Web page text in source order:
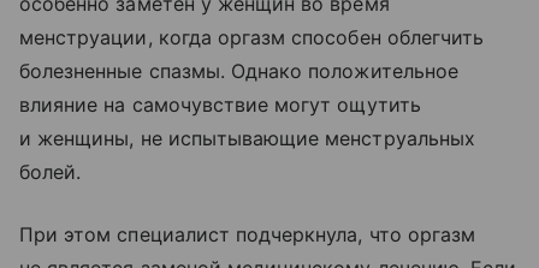
менструации, когда оргазм способен облегчить
болезненные спазмы. Однако положительное
влияние на самочувствие могут ощутить
и женщины, не испытывающие менструальных
болей.
При этом специалист подчеркнула, что оргазм